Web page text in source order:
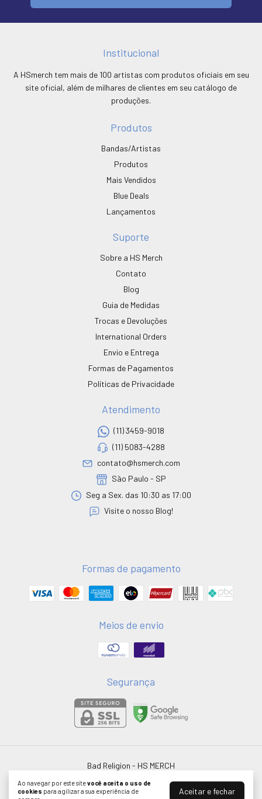
Ao navegar por este sitevocê aceita o uso de
cookies para agilizar a sua experiência de
Aceitar e fechar
Institucional
A HSmerch tem mais de 100 artistas com produtos oficiais em seu
site oficial, além de milhares de clientes em seu catálogo de
produções.
Produtos
Bandas/Artistas
Produtos
Mais Vendidos
Blue Deals
Lançamentos
Suporte
Sobre a HS Merch
Contato
Blog
Guia de Medidas
Trocas e Devoluções
International Orders
Envio e Entrega
Formas de Pagamentos
Políticas de Privacidade
Atendimento
(11) 3459-9018
(11) 5083-4288
contato@hsmerch.com
São Paulo - SP
Seg a Sex. das 10:30 as 17:00
Visite o nosso Blog!
Formas de pagamento
Meios de envio
Segurança
Bad Religion - HS MERCH